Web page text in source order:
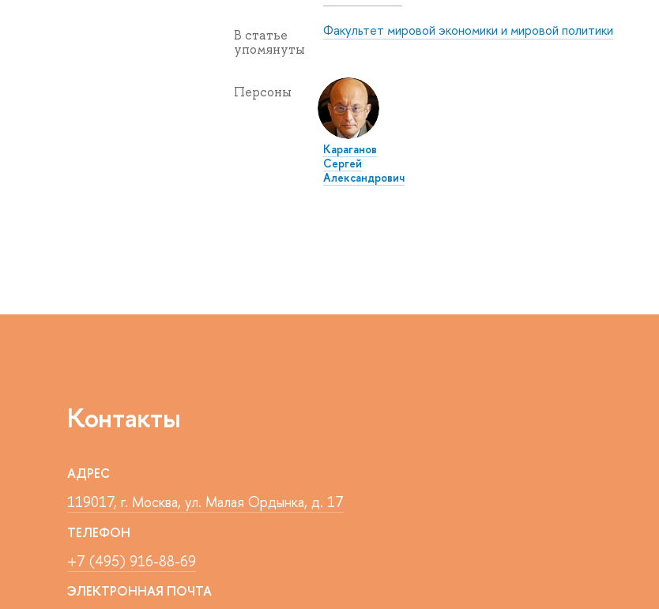
В статье
упомянуты
Факультет мировой экономики и мировой политики
Персоны
Караганов
Сергей
Александрович
Контакты
АДРЕС
119017, г. Москва, ул. Малая Ордынка, д. 17
ТЕЛЕФОН
+7 (495) 916-88-69
ЭЛЕКТРОННАЯ ПОЧТА